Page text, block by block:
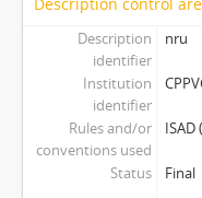
Description
identifier
nru
Institution
identifier
Rules and/or
conventions used
ISAD
Status
Final